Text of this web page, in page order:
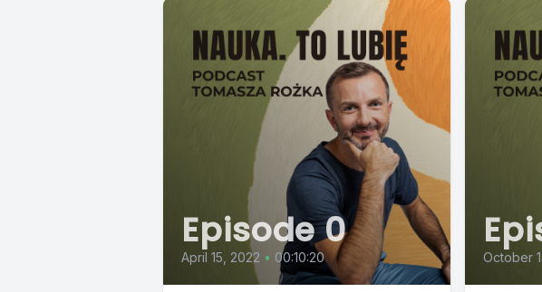
Episode 0
April 15, 2022 • 00:10:20 October